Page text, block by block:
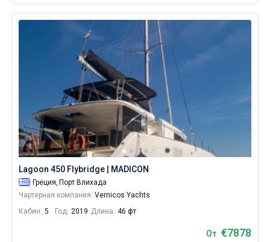
Lagoon 450 Flybridge | MADICON
Греция, Порт Влихада
Чартерная компания: Vernicos Yachts
Кабин: 5 Год: 2019 Длина: 46 фт
От €7878